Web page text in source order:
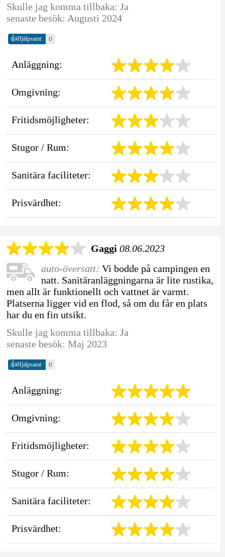
Skulle jag komma tillbaka: Ja
senaste besök: Augusti 2024
👍Hjälpsamt 0
Anläggning:
Omgivning:
Fritidsmöjligheter:
Stugor / Rum:
Sanitära faciliteter:
Prisvärdhet:
Gaggi 08.06.2023
auto-översatt: Vi bodde på campingen en
natt. Sanitäranläggningarna är lite rustika,
men allt är funktionellt och vattnet är varmt.
Platserna ligger vid en flod, så om du får en plats
har du en fin utsikt.
Skulle jag komma tillbaka: Ja
senaste besök: Maj 2023
👍Hjälpsamt 0
Anläggning:
Omgivning:
Fritidsmöjligheter:
Stugor / Rum:
Sanitära faciliteter:
Prisvärdhet: